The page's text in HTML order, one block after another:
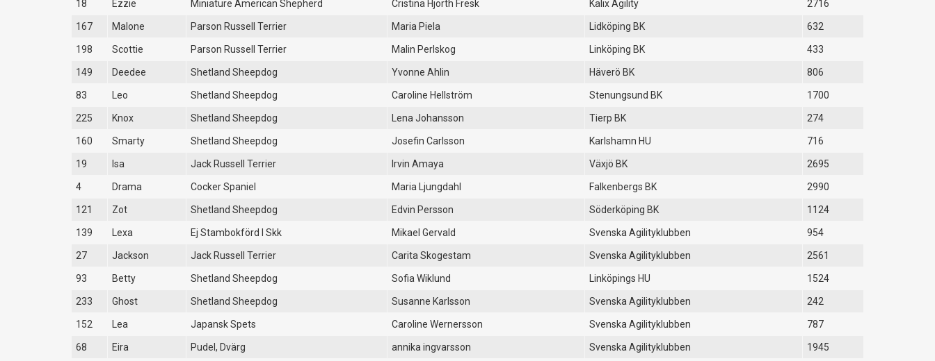
18 Ezzie Miniature American Shepherd Cristina Hjorth Fresk Kalix Agility 2716
167 Malone Parson Russell Terrier Maria Piela Lidköping BK 632
198 Scottie Parson Russell Terrier Malin Perlskog Linköping BK 433
149 Deedee Shetland Sheepdog Yvonne Ahlin Häverö BK 806
83 Leo Shetland Sheepdog Caroline Hellström Stenungsund BK 1700
225 Knox Shetland Sheepdog Lena Johansson Tierp BK 274
160 Smarty Shetland Sheepdog Josefin Carlsson Karlshamn HU 716
19 Isa Jack Russell Terrier Irvin Amaya Växjö BK 2695
4 Drama Cocker Spaniel Maria Ljungdahl Falkenbergs BK 2990
121 Zot Shetland Sheepdog Edvin Persson Söderköping BK 1124
139 Lexa Ej Stambokförd I Skk Mikael Gervald Svenska Agilityklubben 954
27 Jackson Jack Russell Terrier Carita Skogestam Svenska Agilityklubben 2561
93 Betty Shetland Sheepdog Sofia Wiklund Linköpings HU 1524
233 Ghost Shetland Sheepdog Susanne Karlsson Svenska Agilityklubben 242
152 Lea Japansk Spets Caroline Wernersson Svenska Agilityklubben 787
68 Eira Pudel, Dvärg annika ingvarsson Svenska Agilityklubben 1945